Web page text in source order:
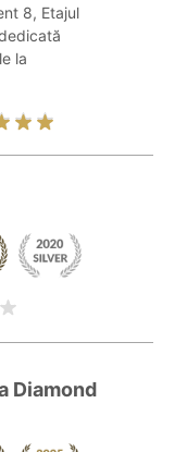
8, Etajul
la
Diamond